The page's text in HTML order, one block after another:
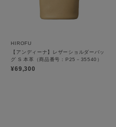
HIROFU
【アンディーナ】レザーショルダーバッ
グ S 本革（商品番号：P25－35540）
¥69,300